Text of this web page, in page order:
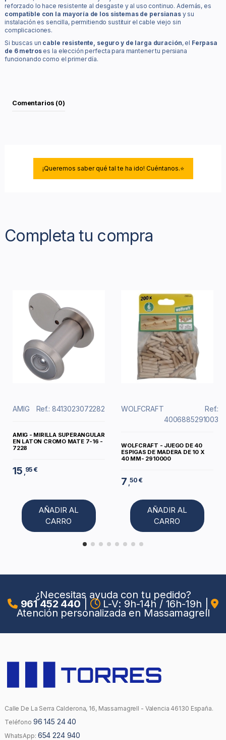
reforzado lo hace resistente al desgaste y al uso continuo. Además, es
compatible con la mayoría de los sistemas de persianasy su
instalación es sencilla, permitiendo sustituir el cable viejo sin
complicaciones.
Si buscas un cable resistente, seguro y de larga duración, el Ferpasa
de 6 metroses la elección perfecta para mantener tu persiana
funcionando como el primer día.
Comentarios (0)
¡Queremos saber qué tal te ha ido! Cuéntanos.⭐
Completa tu compra
AMIG Ref.: 8413023072282
AMIG - MIRILLA SUPERANGULAR
EN LATON CROMO MATE 7-16 -
7228
15 95 €
AÑADIR AL
CARRO
WOLFCRAFT
Ref.:
4006885291003
WOLFCRAFT - JUEGO DE 40
ESPIGAS DE MADERA DE 10 X
40 MM- 2910000
7 ,50 €
AÑADIR AL
CARRO
¿Necesitas ayuda con tu pedido?
961 452 440 L-V: 9h-14h / 16h-19h
Atención personalizada en Massamagrell
Calle De La Serra Calderona, 16, Massamagrell - Valencia 46130 España.
Teléfono 96 145 24 40
WhatsApp: 654 224 940